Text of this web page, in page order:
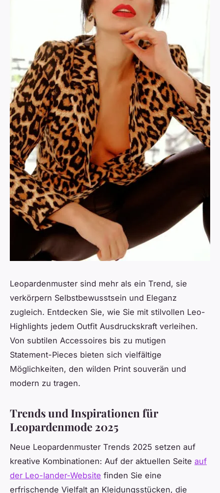
Leopardenmuster sind mehr als ein Trend, sie
verkörpern Selbstbewusstsein und Eleganz
zugleich. Entdecken Sie, wie Sie mit stilvollen Leo-
Highlights jedem Outfit Ausdruckskraft verleihen.
Von subtilen Accessoires bis zu mutigen
Statement-Pieces bieten sich vielfältige
Möglichkeiten, den wilden Print souverän und
modern zu tragen.
Trends und Inspirationen für
Leopardenmode 2025
Neue Leopardenmuster Trends 2025 setzen auf
kreative Kombinationen: Auf der aktuellen Seite auf
der Leo-lander-Website finden Sie eine
erfrischende Vielfalt an Kleidungsstücken, die